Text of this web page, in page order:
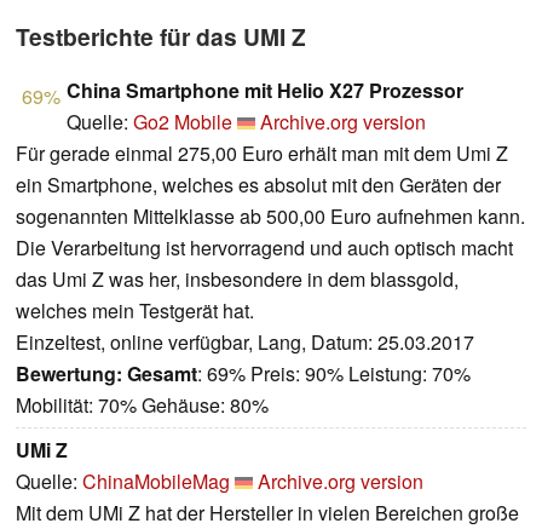
Testberichte für das UMI Z
69% China Smartphone mit Helio X27 Prozessor
Quelle: Go2 Mobile
Archive.org version
Für gerade einmal 275,00 Euro erhält man mit dem Umi Z
ein Smartphone, welches es absolut mit den Geräten der
sogenannten Mittelklasse ab 500,00 Euro aufnehmen kann.
Die Verarbeitung ist hervorragend und auch optisch macht
das Umi Z was her, insbesondere in dem blassgold,
welches mein Testgerät hat.
Einzeltest, online verfügbar, Lang, Datum: 25.03.2017
Bewertung: Gesamt: 69% Preis: 90% Leistung: 70%
Mobilität: 70% Gehäuse: 80%
UMi Z
Quelle: ChinaMobileMag
Archive.org version
Mit dem UMi Z hat der Hersteller in vielen Bereichen große